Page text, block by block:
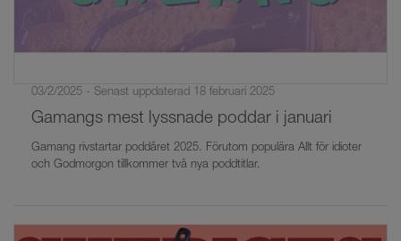
03/2/2025 - Senast uppdaterad 18 februari 2025
Gamangs mest lyssnade poddar i januari
Gamang rivstartar poddåret 2025. Förutom populära Allt för idioter
och Godmorgon tillkommer två nya poddtitlar.